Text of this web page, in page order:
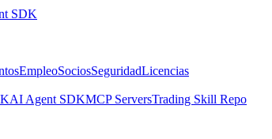
SDK
EmpleoSociosSeguridadLicencias
AI Agent SDKMCP ServersTrading Skill Repo